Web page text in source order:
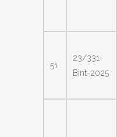
51
23/331-
Bint-2025